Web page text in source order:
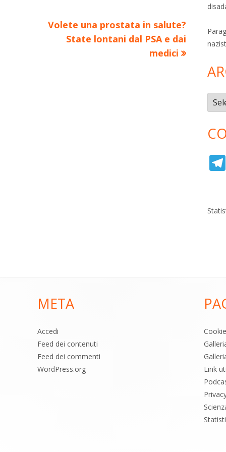
Nuovo
articolo:
Volete una prostata in salute?
State lontani dal PSA e dai
medici
META
Accedi
Feed dei contenuti
Feed dei commenti
WordPress.org
Link